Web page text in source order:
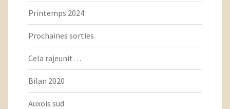
Printemps 2024
Prochaines sorties
Cela rajeunit…
Bilan 2020
Auxois sud